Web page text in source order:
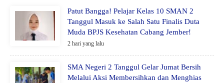
Patut Bangga! Pelajar Kelas 10 SMAN 2
Tanggul Masuk ke Salah Satu Finalis Duta
Muda BPJS Kesehatan Cabang Jember!
2 hari yang lalu
SMA Negeri 2 Tanggul Gelar Jumat Bersih
Melalui Aksi Membersihkan dan Menghias